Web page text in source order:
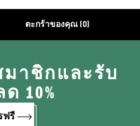
ตะกร้าของคุณ (0)
าชิกและรับ
10%
ฟรี